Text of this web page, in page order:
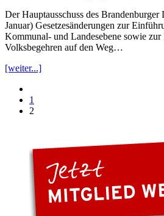
Der Hauptausschuss des
Januar) Gesetzesänderungen zur
Kommunal- und Landesebene sowie
Volksbegehren auf den Weg…
[weiter...]
1
2